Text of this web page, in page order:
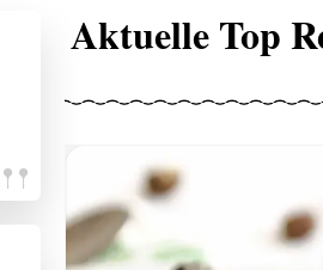
Aktuelle Top